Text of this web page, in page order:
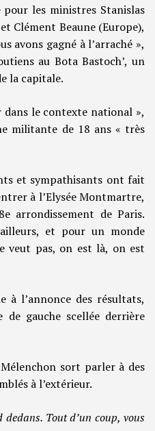
les ministres Stanislas
Clément Beaune (Europe),
avons gagné à l’arraché »,
au Bota Bastoch’, un
la capitale.
dans le contexte national »,
militante de 18 ans « très
et sympathisants ont fait
à l’Elysée Montmartre,
arrondissement de Paris.
et pour un monde
veut pas, on est là, on est
à l’annonce des résultats,
de gauche scellée derrière
sort parler à des
à l’extérieur.
dedans. Tout d’un coup, vous